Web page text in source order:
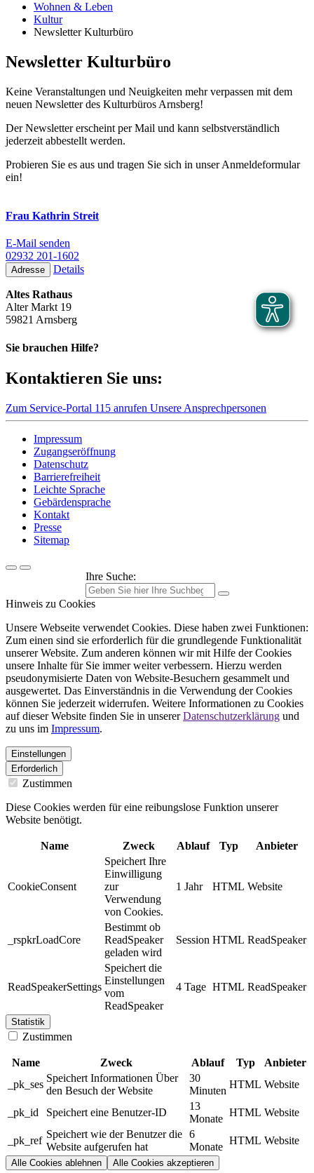
Wohnen & Leben
Kultur
Newsletter Kulturbüro
Newsletter Kulturbüro
Keine Veranstaltungen und Neuigkeiten mehr verpassen mit dem
neuen Newsletter des Kulturbüros Arnsberg!
Der Newsletter erscheint per Mail und kann selbstverständlich
jederzeit abbestellt werden.
Probieren Sie es aus und tragen Sie sich in unser Anmeldeformular
ein!
Frau Kathrin Streit
E-Mail senden
02932 201-1602
Adresse Details
Altes Rathaus
Alter Markt 19
59821 Arnsberg
Sie brauchen Hilfe?
Kontaktieren Sie uns:
Zum Service-Portal 115 anrufen Unsere Ansprechpersonen
Impressum
Zugangseröffnung
Datenschutz
Barrierefreiheit
Leichte Sprache
Gebärdensprache
Kontakt
Presse
Sitemap
Ihre Suche:
Hinweis zu Cookies
Unsere Webseite verwendet Cookies. Diese haben zwei Funktionen:
Zum einen sind sie erforderlich für die grundlegende Funktionalität
unserer Website. Zum anderen können wir mit Hilfe der Cookies
unsere Inhalte für Sie immer weiter verbessern. Hierzu werden
pseudonymisierte Daten von Website-Besuchern gesammelt und
ausgewertet. Das Einverständnis in die Verwendung der Cookies
können Sie jederzeit widerrufen. Weitere Informationen zu Cookies
auf dieser Website finden Sie in unsererDatenschutzerklärung und
zu uns im Impressum.
Einstellungen
Erforderlich
Zustimmen
Diese Cookies werden für eine reibungslose Funktion unserer
Website benötigt.
Name Zweck Ablauf Typ Anbieter
CookieConsent
Speichert Ihre
Einwilligung
zur
Verwendung
von Cookies.
1 Jahr HTML Website
_rspkrLoadCore
Bestimmt ob
ReadSpeaker
geladen wird
Session HTML ReadSpeaker
ReadSpeakerSettings
Speichert die
Einstellungen
vom
ReadSpeaker
4 Tage HTML ReadSpeaker
Statistik
Zustimmen
Name Zweck Ablauf Typ
Anbieter
_pk_ses
Speichert Informationen Über
den Besuch der Website
30
Minuten
HTML Website
_pk_id Speichert eine Benutzer-ID
13
Monate
HTML Website
_pk_ref
Speichert wie der Benutzer die
Website aufgerufen hat
6
Monate
HTML Website
Alle Cookies ablehnen Alle Cookies akzeptieren